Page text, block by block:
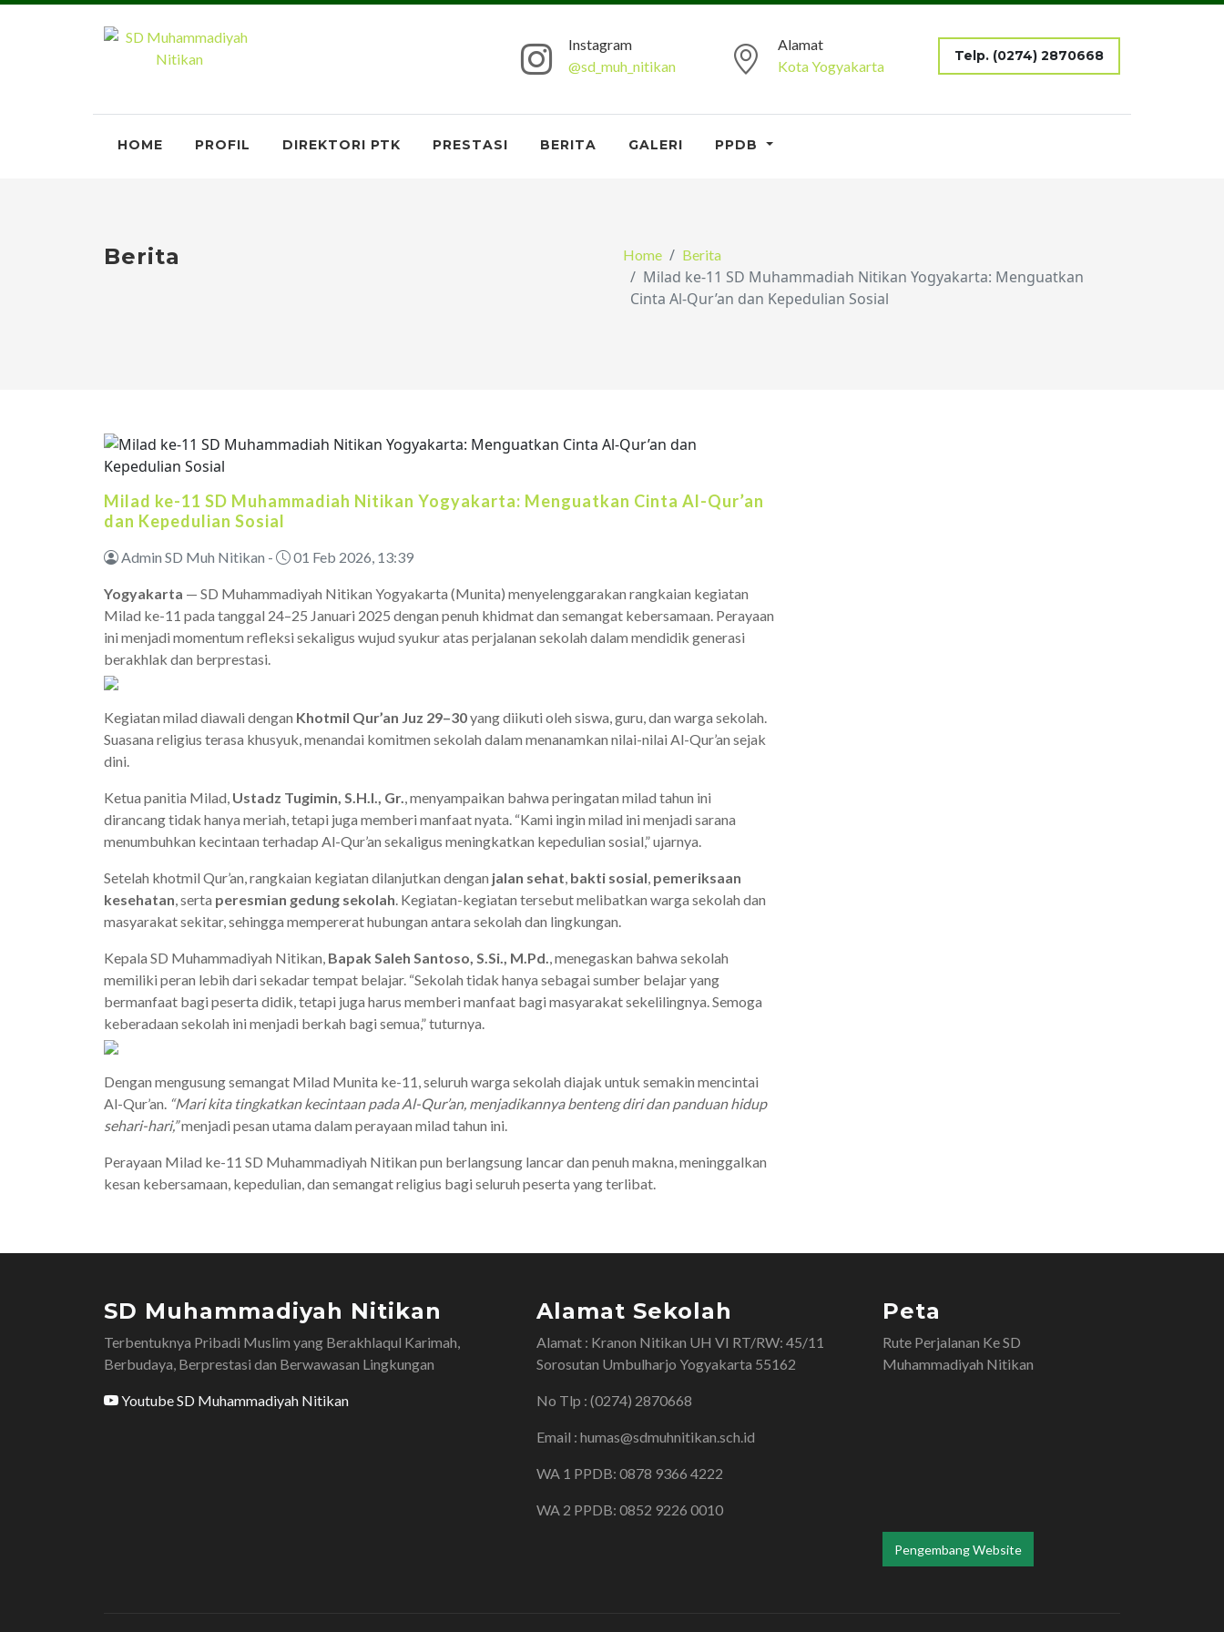
Instagram
@sd_muh_nitikan
Alamat
Kota Yogyakarta
Telp. (0274) 2870668
HOME PROFIL DIREKTORI PTK PRESTASI BERITA GALERI PPDB
Berita Home Berita
Milad ke-11 SD Muhammadiah Nitikan Yogyakarta: Menguatkan
Cinta Al-Qur’an dan Kepedulian Sosial
Milad ke-11 SD Muhammadiah Nitikan Yogyakarta: Menguatkan Cinta Al-Qur’an
dan Kepedulian Sosial
Admin SD Muh Nitikan - 01 Feb 2026, 13:39
Yogyakarta — SD Muhammadiyah Nitikan Yogyakarta (Munita) menyelenggarakan rangkaian kegiatan
Milad ke-11 pada tanggal 24–25 Januari 2025 dengan penuh khidmat dan semangat kebersamaan. Perayaan
ini menjadi momentum refleksi sekaligus wujud syukur atas perjalanan sekolah dalam mendidik generasi
berakhlak dan berprestasi.
Kegiatan milad diawali dengan Khotmil Qur’an Juz 29–30yang diikuti oleh siswa, guru, dan warga sekolah.
Suasana religius terasa khusyuk, menandai komitmen sekolah dalam menanamkan nilai-nilai Al-Qur’an sejak
dini.
Ketua panitia Milad, Ustadz Tugimin, S.H.I., Gr., menyampaikan bahwa peringatan milad tahun ini
dirancang tidak hanya meriah, tetapi juga memberi manfaat nyata. “Kami ingin milad ini menjadi sarana
menumbuhkan kecintaan terhadap Al-Qur’an sekaligus meningkatkan kepedulian sosial,” ujarnya.
Setelah khotmil Qur’an, rangkaian kegiatan dilanjutkan dengan jalan sehat, bakti sosial, pemeriksaan
kesehatan, serta peresmian gedung sekolah. Kegiatan-kegiatan tersebut melibatkan warga sekolah dan
masyarakat sekitar, sehingga mempererat hubungan antara sekolah dan lingkungan.
Kepala SD Muhammadiyah Nitikan, Bapak Saleh Santoso, S.Si., M.Pd., menegaskan bahwa sekolah
memiliki peran lebih dari sekadar tempat belajar. “Sekolah tidak hanya sebagai sumber belajar yang
bermanfaat bagi peserta didik, tetapi juga harus memberi manfaat bagi masyarakat sekelilingnya. Semoga
keberadaan sekolah ini menjadi berkah bagi semua,” tuturnya.
Dengan mengusung semangat Milad Munita ke-11, seluruh warga sekolah diajak untuk semakin mencintai
Al-Qur’an. “Mari kita tingkatkan kecintaan pada Al-Qur’an, menjadikannya benteng diri dan panduan hidup
sehari-hari,”menjadi pesan utama dalam perayaan milad tahun ini.
Perayaan Milad ke-11 SD Muhammadiyah Nitikan pun berlangsung lancar dan penuh makna, meninggalkan
kesan kebersamaan, kepedulian, dan semangat religius bagi seluruh peserta yang terlibat.
SD Muhammadiyah Nitikan
Terbentuknya Pribadi Muslim yang Berakhlaqul Karimah,
Berbudaya, Berprestasi dan Berwawasan Lingkungan
Youtube SD Muhammadiyah Nitikan
Alamat Sekolah
Alamat : Kranon Nitikan UH VI RT/RW: 45/11
Sorosutan Umbulharjo Yogyakarta 55162
No Tlp : (0274) 2870668
Email : humas@sdmuhnitikan.sch.id
WA 1 PPDB: 0878 9366 4222
WA 2 PPDB: 0852 9226 0010
Peta
Rute Perjalanan Ke SD
Muhammadiyah Nitikan
Pengembang Website